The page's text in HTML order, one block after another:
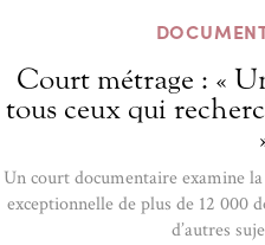
Court métrage : «
tous ceux qui
Un court documentaire examine
exceptionnelle de plus de 12 000
d’autres